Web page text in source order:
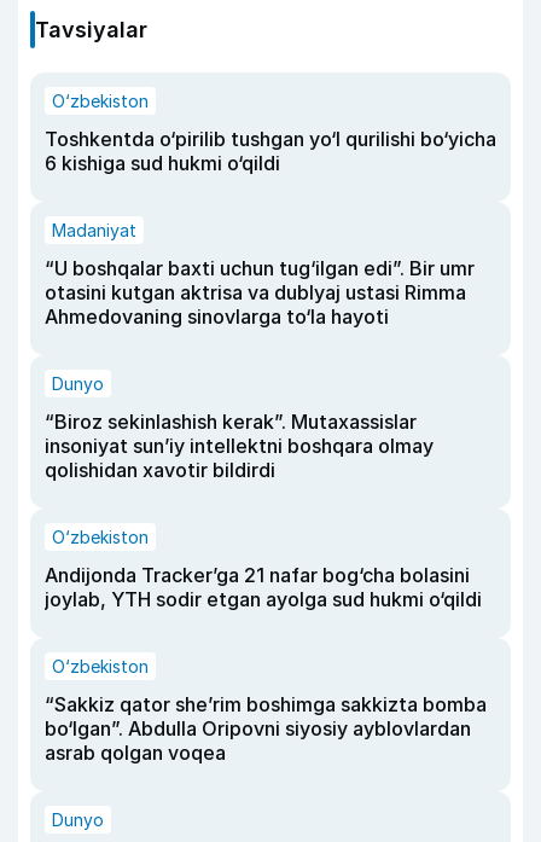
Tavsiyalar
O‘zbekiston
Toshkentda o‘pirilib tushgan yo‘l qurilishi bo‘yicha
6 kishiga sud hukmi o‘qildi
Madaniyat
“U boshqalar baxti uchun tug‘ilgan edi”. Bir umr
otasini kutgan aktrisa va dublyaj ustasi Rimma
Ahmedovaning sinovlarga to‘la hayoti
Dunyo
“Biroz sekinlashish kerak”. Mutaxassislar
insoniyat sun’iy intellektni boshqara olmay
qolishidan xavotir bildirdi
O‘zbekiston
Andijonda Tracker’ga 21 nafar bog‘cha bolasini
joylab, YTH sodir etgan ayolga sud hukmi o‘qildi
O‘zbekiston
“Sakkiz qator she’rim boshimga sakkizta bomba
bo‘lgan”. Abdulla Oripovni siyosiy ayblovlardan
asrab qolgan voqea
Dunyo